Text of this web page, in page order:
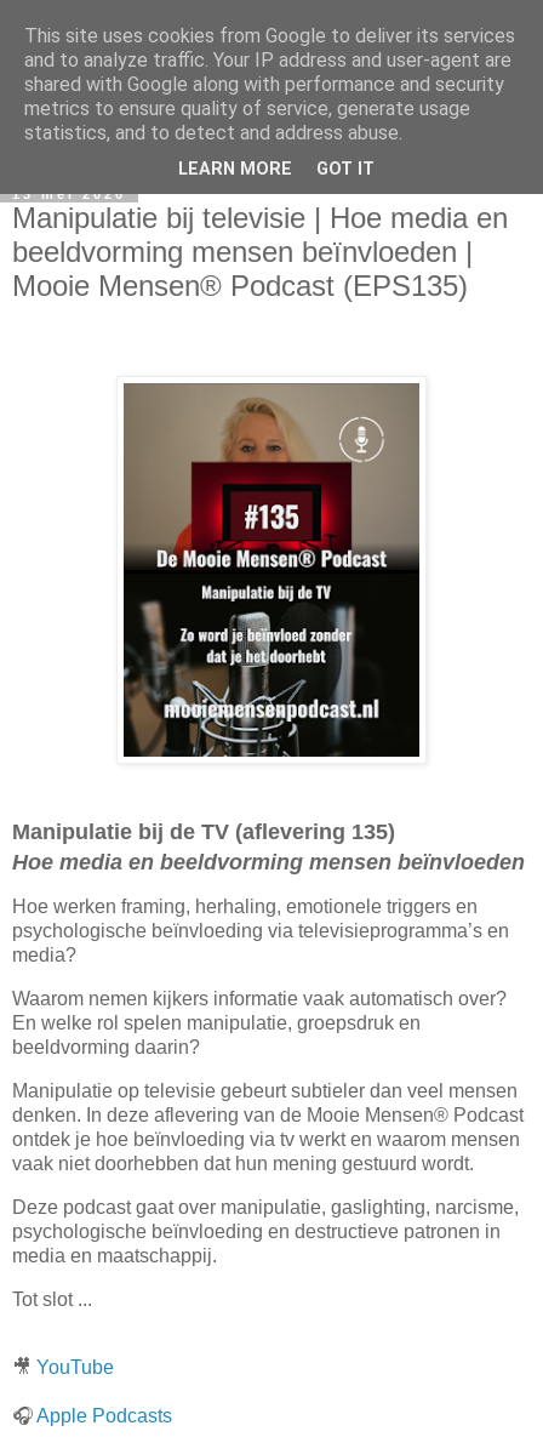
13 mei 2026
Manipulatie bij televisie | Hoe media en
beeldvorming mensen beïnvloeden |
Mooie Mensen® Podcast (EPS135)
Manipulatie bij de TV (aflevering 135)
Hoe media en beeldvorming mensen beïnvloeden
Hoe werken framing, herhaling, emotionele triggers en
psychologische beïnvloeding via televisieprogramma’s en
media?
Waarom nemen kijkers informatie vaak automatisch over?
En welke rol spelen manipulatie, groepsdruk en
beeldvorming daarin?
Manipulatie op televisie gebeurt subtieler dan veel mensen
denken. In deze aflevering van de Mooie Mensen® Podcast
ontdek je hoe beïnvloeding via tv werkt en waarom mensen
vaak niet doorhebben dat hun mening gestuurd wordt.
Deze podcast gaat over manipulatie, gaslighting, narcisme,
psychologische beïnvloeding en destructieve patronen in
media en maatschappij.
Tot slot ...
🎥 YouTube
🎧Apple Podcasts
This site uses cookies from Google to deliver its services
and to analyze traffic. Your IP address and user-agent are
shared with Google along with performance and security
metrics to ensure quality of service, generate usage
statistics, and to detect and address abuse.
LEARN MORE GOT IT